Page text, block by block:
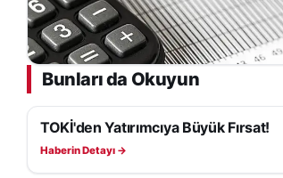
Bunları da Okuyun
EKONOMI
TOKİ'den Yatırımcıya Büyük Fırsat!
Haberin Detayı →